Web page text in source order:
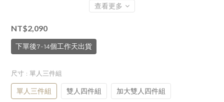
查看更多
NT$2,090
下單後7-14個工作天出貨
尺寸 : 單人三件組
單人三件組 雙人四件組 加大雙人四件組